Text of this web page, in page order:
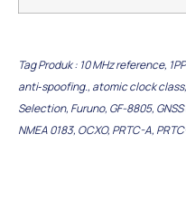
Tag Produk : 10 MHz reference,
anti‑spoofing., atomic clock class,
Selection, Furuno, GF-8805,
NMEA 0183, OCXO, PRTC-A,